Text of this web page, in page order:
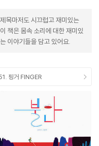
제목마저도 시끄럽고 재미있는
이 책은 몸속 소리에 대한 재미있
는 이야기들을 담고 있어요.
핑거 FINGER